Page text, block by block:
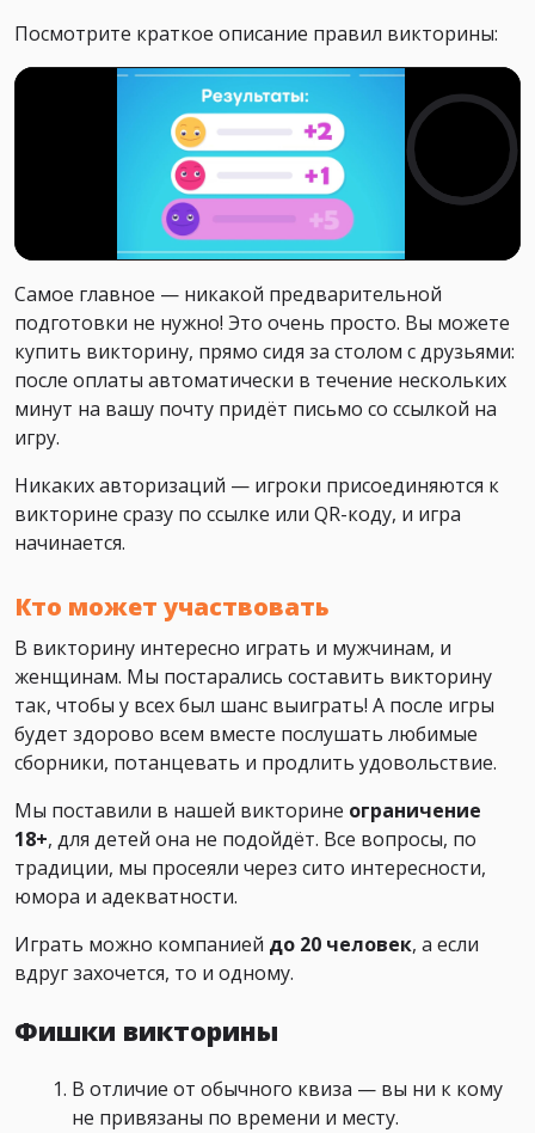
Посмотрите краткое описание правил викторины:
Самое главное — никакой предварительной
подготовки не нужно! Это очень просто. Вы можете
купить викторину, прямо сидя за столом с друзьями:
после оплаты автоматически в течение нескольких
минут на вашу почту придёт письмо со ссылкой на
игру.
Никаких авторизаций — игроки присоединяются к
викторине сразу по ссылке или QR-коду, и игра
начинается.
Кто может участвовать
В викторину интересно играть и мужчинам, и
женщинам. Мы постарались составить викторину
так, чтобы у всех был шанс выиграть! А после игры
будет здорово всем вместе послушать любимые
сборники, потанцевать и продлить удовольствие.
Мы поставили в нашей викторине ограничение
18+, для детей она не подойдёт. Все вопросы, по
традиции, мы просеяли через сито интересности,
юмора и адекватности.
Играть можно компанией до 20 человек, а если
вдруг захочется, то и одному.
Фишки викторины
В отличие от обычного квиза — вы ни к кому
не привязаны по времени и месту.